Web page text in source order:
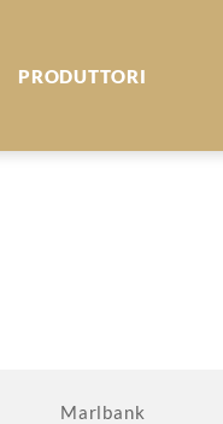
PRODUTTORI
Marlbank